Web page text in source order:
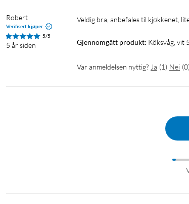
Robert
Verifisert kjøper
5/5
5 år siden
veldig bra, anbefales til kjøkkenet,
Gjennomgått produkt: Köksvåg, vit
Var anmeldelsen nyttig? Ja (1) Nei (0)